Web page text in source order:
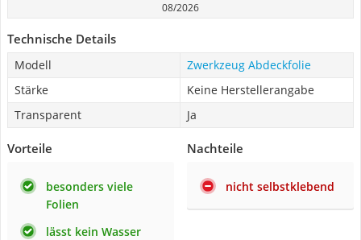
08/2026
Technische Details
Modell
Zwerkzeug Abdeckfolie
Stärke
Keine Herstellerangabe
Transparent
Ja
Vorteile
besonders viele
Folien
lässt kein Wasser
Nachteile
nicht selbstklebend